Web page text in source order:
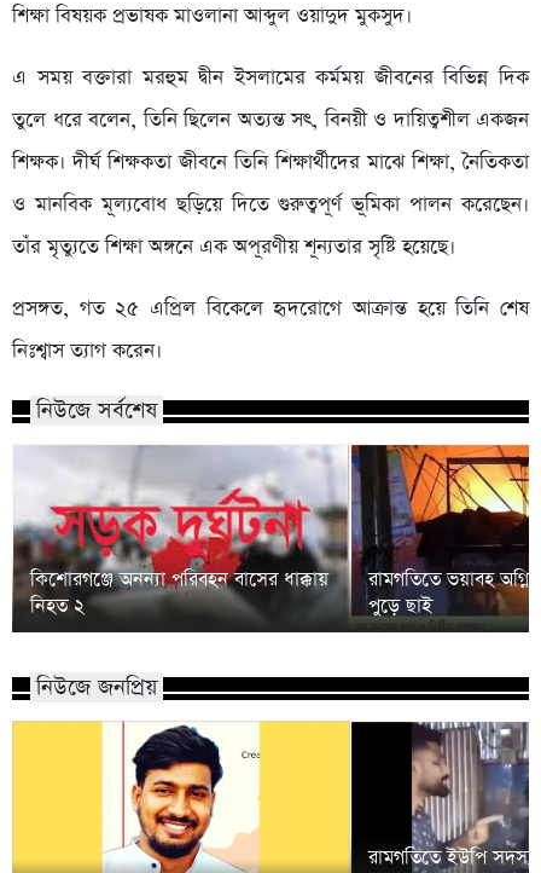
শিক্ষা বিষয়ক প্রভাষক মাওলানা আব্দুল ওয়াদুদ মুকসুদ।‎
‎এ সময় বক্তারা মরহুম দ্বীন ইসলামের কর্মময় জীবনের বিভিন্ন দিক
তুলে ধরে বলেন, তিনি ছিলেন অত্যন্ত সৎ, বিনয়ী ও দায়িত্বশীল একজন
শিক্ষক। দীর্ঘ শিক্ষকতা জীবনে তিনি শিক্ষার্থীদের মাঝে শিক্ষা, নৈতিকতা
ও মানবিক মূল্যবোধ ছড়িয়ে দিতে গুরুত্বপূর্ণ ভূমিকা পালন করেছেন।
তাঁর মৃত্যুতে শিক্ষা অঙ্গনে এক অপূরণীয় শূন্যতার সৃষ্টি হয়েছে।‎
‎প্রসঙ্গত, গত ২৫ এপ্রিল বিকেলে হৃদরোগে আক্রান্ত হয়ে তিনি শেষ
নিঃশ্বাস ত্যাগ করেন।
নিউজে সর্বশেষ
কিশোরগঞ্জে অনন্যা পরিবহন বাসের ধাক্কায়
নিহত ২
রামগতিতে ভয়াবহ
পুড়ে ছাই
নিউজে জনপ্রিয়
রামগতিতে ইউপি